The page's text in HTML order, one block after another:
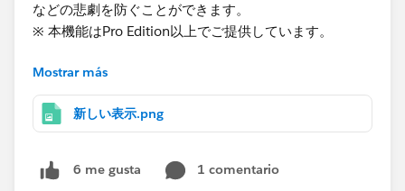
などの悲劇を防ぐことができます。
※ 本機能はPro Edition以上でご提供しています。
▼ iPhone7～iPhoneXのプレビューはどう見るの？
新しいEmailエディターの『テストタブ』の表示テスト
で「＋新しい表示」を押下すると生成されます！（添付
※生成完了まで5分ほどかかります。
Mostrar más
新しい表示.png
6 me gusta
1 comentario